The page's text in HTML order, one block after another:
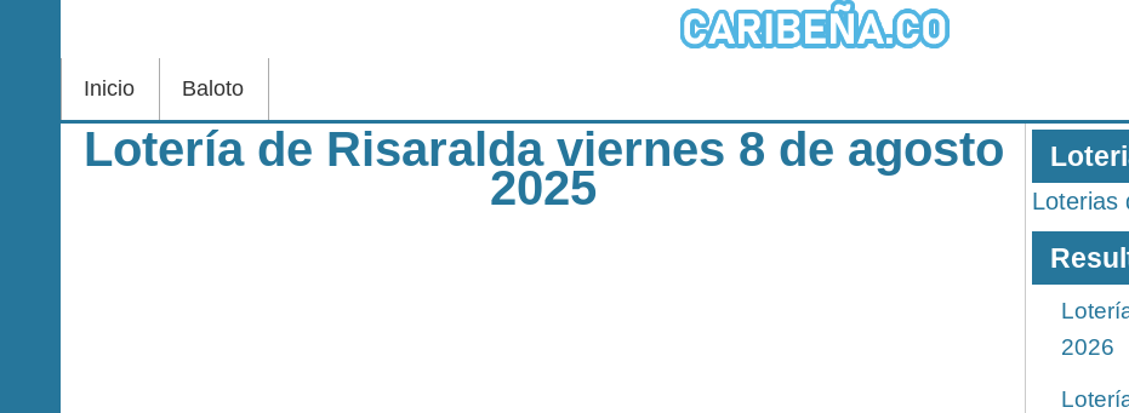
Inicio Baloto
Lotería de Risaralda viernes 8 de agosto
2025 Loterias
2026